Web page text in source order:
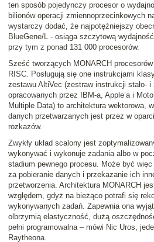
ten sposób pojedynczy procesor o
bilionów operacji zmiennoprzecinkowych
wystarczy dodać, że najpotężniejszy
BlueGene/L - osiąga szczytową
przy tym z ponad 131 000 procesorów.
Sześć tworzących MONARCH
RISC. Posługują się one instrukcjami
zestawu AltiVec (zestraw instrukcji stało-
opracowanych przez IBM-a, Apple’a i
Multiple Data) to architektura wektorowa,
danych przetwarzanych jest przez w
rozkazów.
Zwykły układ scalony jest
wykonywać i wykonuje zadania albo w
stadium pewnego procesu. Może być więc
za pobieranie danych i przekazanie ich
przetworzenia. Architektura MONARCH
względem, gdyż na bieżąco potrafi się
wykonywanych zadań. Zapewnia ona
olbrzymią elastyczność, dużą
pełni programowalna– mówi Nic Uros,
Raytheona.